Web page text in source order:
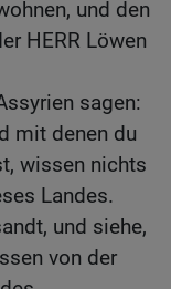
und den
HERR Löwen
sagen:
mit denen du
wissen nichts
Landes.
und siehe,
von der